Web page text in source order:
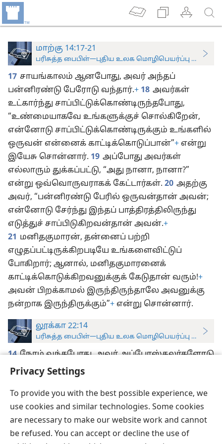
Privacy Settings
To provide you with the best possible experience, we
use cookies and similar technologies. Some cookies
are necessary to make our website work and cannot
be refused. You can accept or decline the use of
மாற்கு 14:17-21
பரிசுத்த பைபிள்—புதிய உலக மொழிபெயர்ப்பு
17 சாயங்காலம் ஆனபோது, அவர் அந்தப்
பன்னிரண்டு பேரோடு வந்தார்.+ 18 அவர்கள்
உட்கார்ந்து சாப்பிட்டுக்கொண்டிருந்தபோது,
“உண்மையாகவே உங்களுக்குச் சொல்கிறேன்,
என்னோடு சாப்பிட்டுக்கொண்டிருக்கும் உங்களில்
ஒருவன் என்னைக் காட்டிக்கொடுப்பான்”+ என்று
இயேசு சொன்னார். 19 அப்போது அவர்கள்
எல்லாரும் துக்கப்பட்டு, “அது நானா, நானா?”
என்று ஒவ்வொருவராகக் கேட்டார்கள். 20 அதற்கு
அவர், “பன்னிரண்டு பேரில் ஒருவன்தான் அவன்;
என்னோடு சேர்ந்து இந்தப் பாத்திரத்திலிருந்து
எடுத்துச் சாப்பிடுகிறவன்தான் அவன்.+
21 மனிதகுமாரன், தன்னைப் பற்றி
எழுதப்பட்டிருக்கிறபடியே உங்களைவிட்டுப்
போகிறார்; ஆனால், மனிதகுமாரனைக்
காட்டிக்கொடுக்கிறவனுக்குக் கேடுதான் வரும்!+
அவன் பிறக்காமல் இருந்திருந்தாலே அவனுக்கு
நன்றாக இருந்திருக்கும்”+ என்று சொன்னார்.
லூக்கா 22:14
பரிசுத்த பைபிள்—புதிய உலக மொழிபெயர்ப்பு
14 நேரம் வந்தபோது, அவர் அப்போஸ்தலர்களோடு
சேர்ந்து சாப்பிட உட்கார்ந்தார்.
விருப்பங்கள்
Copyright
© 2026 Watch Tower Bible and Tract Society of Pennsylvania